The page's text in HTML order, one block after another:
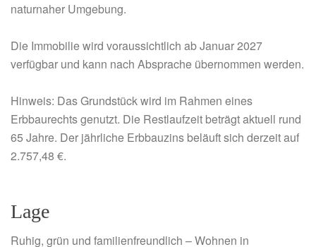
naturnaher Umgebung.
Die Immobilie wird voraussichtlich ab Januar 2027
verfügbar und kann nach Absprache übernommen werden.
Hinweis: Das Grundstück wird im Rahmen eines
Erbbaurechts genutzt. Die Restlaufzeit beträgt aktuell rund
65 Jahre. Der jährliche Erbbauzins beläuft sich derzeit auf
2.757,48 €.
Lage
Ruhig, grün und familienfreundlich – Wohnen in